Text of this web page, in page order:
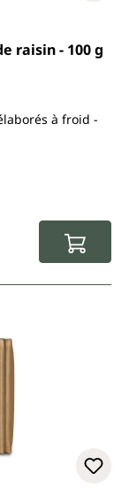
raisin - 100 g
à froid -